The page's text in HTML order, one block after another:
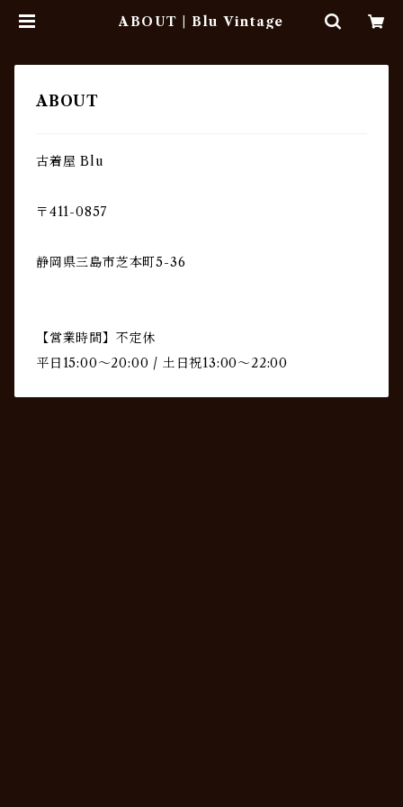
ABOUT | Blu Vintage
ABOUT
古着屋 Blu
〒411-0857
静岡県三島市芝本町5-36
【営業時間】不定休
平日15:00〜20:00 / 土日祝13:00〜22:00